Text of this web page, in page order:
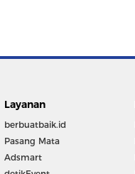
Layanan
berbuatbaik.id
Pasang Mata
Adsmart